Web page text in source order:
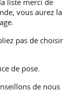
vous aurez la
pas de choisir
de pose.
de nous